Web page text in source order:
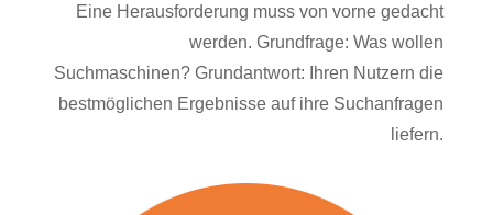
Eine Herausforderung muss von vorne gedacht
werden. Grundfrage: Was wollen
Suchmaschinen? Grundantwort: Ihren Nutzern die
bestmöglichen Ergebnisse auf ihre Suchanfragen
liefern.